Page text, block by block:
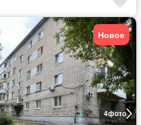
4фото
Новое